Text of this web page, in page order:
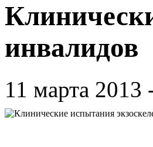
инвалидов
11 марта 2013